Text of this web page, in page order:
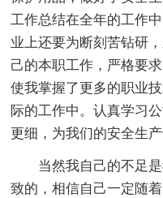
工作总结在全年的工作
业上还要为断刻苦钻研
己的本职工作，严格要
使我掌握了更多的职业
际的工作中。认真学习
更细，为我们的安全生
当然我自己的不足
致的，相信自己一定随